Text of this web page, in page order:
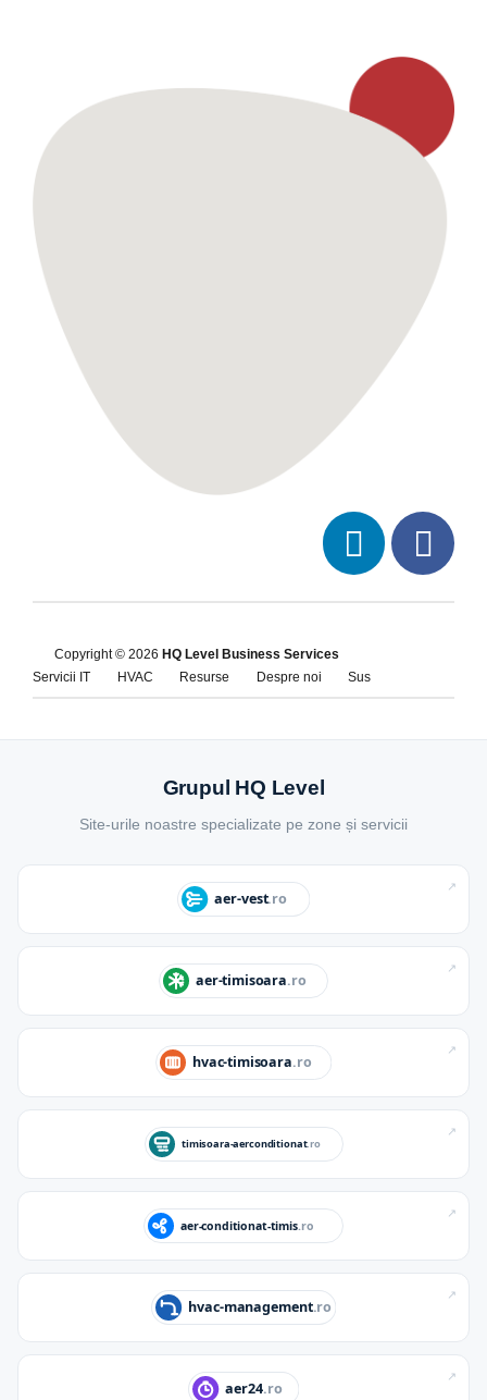
Copyright © 2026 HQ Level Business Services
Servicii IT
HVAC Resurse Despre noi Sus
Grupul HQ Level
Site-urile noastre specializate pe zone și servicii
↗
↗
↗
↗
↗
↗
↗